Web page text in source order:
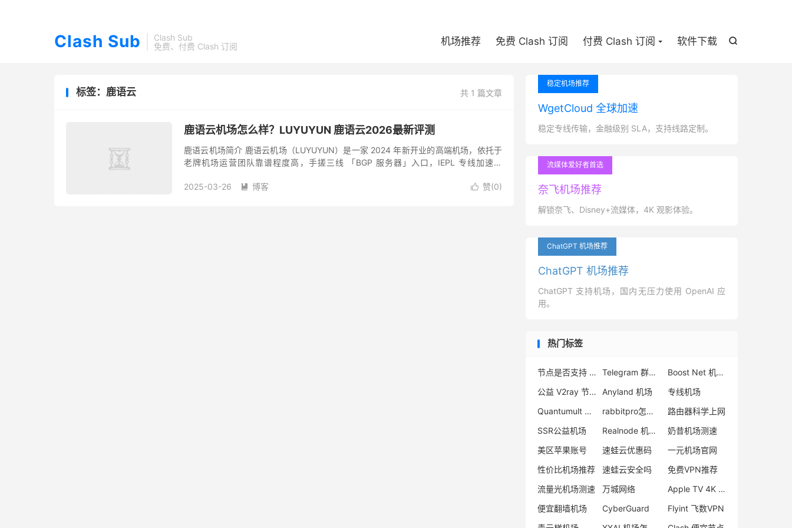
Clash Sub
Clash Sub
免费、付费 Clash 订阅

机场推荐 免费 Clash 订阅 付费 Clash 订阅 软件下载
共 1 篇文章
标签：鹿语云
鹿语云机场怎么样？LUYUYUN 鹿语云2026最新评测
鹿语云机场简介 鹿语云机场（LUYUYUN）是一家 2024 年新开业的高端机场，依托于
老牌机场运营团队靠谱程度高，手搓三线 「BGP 服务器」入口，IEPL 专线加速，
 赞(0)
2025-03-26  博客
稳定机场推荐
WgetCloud 全球加速
稳定专线传输，金融级别 SLA，支持线路定制。
流媒体爱好者首选
奈飞机场推荐
解锁奈飞、Disney+流媒体，4K 观影体验。
ChatGPT 机场推荐
ChatGPT 机场推荐
ChatGPT 支持机场，国内无压力使用 OpenAI 应
用。
热门标签
节点是否支持 UDP Telegram 群组推荐
Boost Net 机场怎么样
公益 V2ray 节点
Anyland 机场
专线机场
Quantumult X 和 Shadowrocket 哪个好
rabbitpro怎么样
路由器科学上网
SSR公益机场
Realnode 机场怎么用
奶昔机场测速
美区苹果账号
速蛙云优惠码
一元机场官网
性价比机场推荐
速蛙云安全吗
免费VPN推荐
流量光机场测速
万城网络
Apple TV 4K 科学上网
便宜翻墙机场
CyberGuard
Flyint 飞数VPN